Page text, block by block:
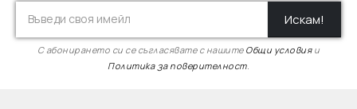
Искам!
С абонирането си се съгласявате с нашите Общи условияи
Политика за поверителност.